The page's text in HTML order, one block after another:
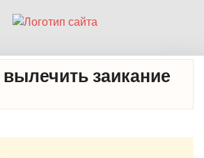
заикание